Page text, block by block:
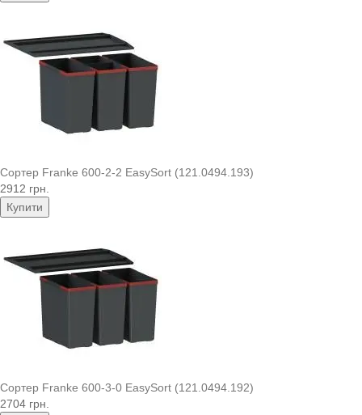
Сортер Franke 600-2-2 EasySort (121.0494.193)
2912 грн.
Купити
Сортер Franke 600-3-0 EasySort (121.0494.192)
2704 грн.